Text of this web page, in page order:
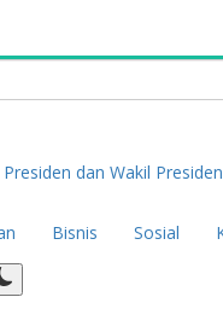
Presiden dan Wakil
Bisnis Sosial